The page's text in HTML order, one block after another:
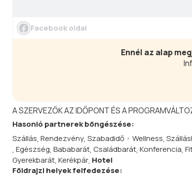
Facebook oldal
Ennél az alap
A SZERVEZŐK AZ IDŐPONT ÉS A
Hasonló partnerekböngészése:
Szállás, Rendezvény, Szabadidő Wellness,
, Egészség, Bababarát, Családbarát, Konferencia,
Gyerekbarát, Kerékpár, Hotel
Földrajzi helyek felfedezése: